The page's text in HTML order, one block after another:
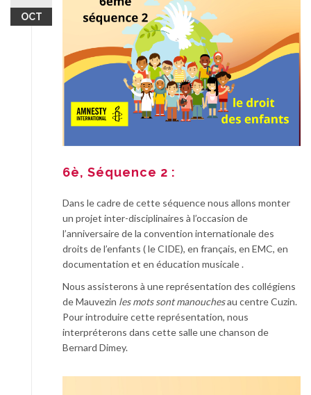
OCT
6è, Séquence 2 :
Dans le cadre de cette séquence nous allons monter
un projet inter-disciplinaires à l’occasion de
l’anniversaire de la convention internationale des
droits de l’enfants ( le CIDE), en français, en EMC, en
documentation et en éducation musicale .
Nous assisterons à une représentation des collégiens
de Mauvezin les mots sont manouchesau centre Cuzin.
Pour introduire cette représentation, nous
interpréterons dans cette salle une chanson de
Bernard Dimey.